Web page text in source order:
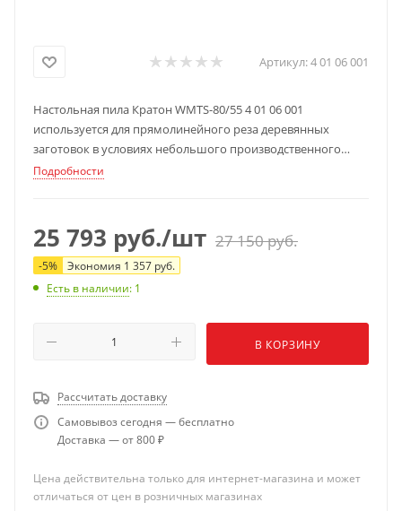
Артикул:4 01 06 001
Настольная пила Кратон WMTS-80/55 4 01 06 001
используется для прямолинейного реза деревянных
заготовок в условиях небольшого производственного
цеха или мастерской.
Подробности
25 793 руб./шт 27 150руб.
-5% Экономия 1 357 руб.
Есть в наличии: 1
В КОРЗИНУ
Рассчитать доставку
Самовывоз сегодня — бесплатно
Доставка — от 800 ₽
Цена действительна только для интернет-магазина и может
отличаться от цен в розничных магазинах